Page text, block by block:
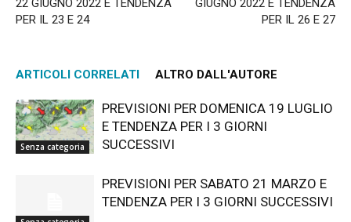
22 GIUGNO 2022 E TENDENZA
PER IL 23 E 24
GIUGNO 2022 E TENDENZA
PER IL 26 E 27
ARTICOLI CORRELATI ALTRO DALL'AUTORE
Senza categoria
PREVISIONI PER DOMENICA 19 LUGLIO
E TENDENZA PER I 3 GIORNI
SUCCESSIVI
PREVISIONI PER SABATO 21 MARZO E
TENDENZA PER I 3 GIORNI SUCCESSIVI